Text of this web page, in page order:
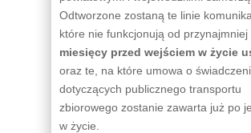
Odtworzone zostaną te linie
które nie funkcjonują od przynajmniej
miesięcy przed wejściem w życie
oraz te, na które umowa o
dotyczących publicznego transportu
zbiorowego zostanie zawarta już po
w życie.